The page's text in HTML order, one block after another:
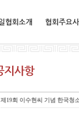
제19회 이수현씨 기념 한국청